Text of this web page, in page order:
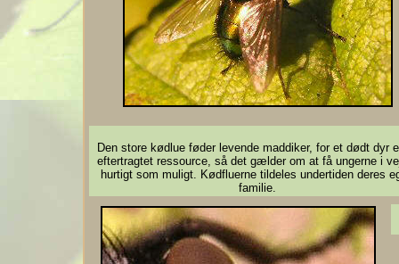
Den store kødlue føder levende maddiker, for et dødt dyr
eftertragtet ressource, så det gælder om at få ungerne i
hurtigt som muligt. Kødfluerne tildeles undertiden deres
familie.